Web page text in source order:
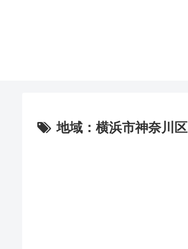
地域：横浜市神奈川区